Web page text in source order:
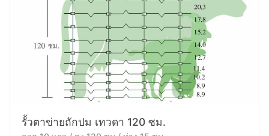
รั้วตาข่ายถักปม เทวดา 120 ซม.